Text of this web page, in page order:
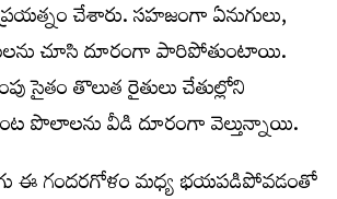
చేశారు. సహజంగా ఏనుగులు,
చూసి దూరంగా పారిపోతుంటాయి.
సైతం తొలుత రైతులు చేతుల్లోని
పొలాలను వీడి దూరంగా వెల్తున్నాయి.
ఈ గందరగోళం మధ్య భయపడిపోవడంతో